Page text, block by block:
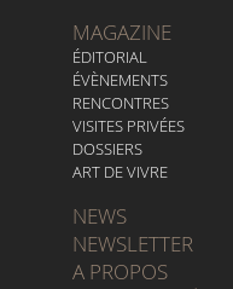
MAGAZINE
ÉDITORIAL
ÉVÈNEMENTS
RENCONTRES
VISITES PRIVÉES
DOSSIERS
ART DE VIVRE
NEWS
NEWSLETTER
A PROPOS